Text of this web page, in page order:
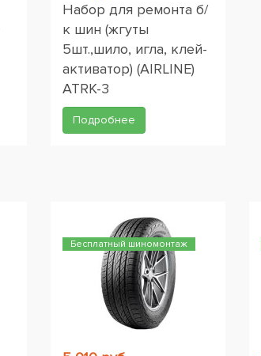
Набор для ремонта б/
к шин (жгуты
5шт.,шило, игла, клей-
активатор) (AIRLINE)
ATRK-3
Подробнее
Бесплатный шиномонтаж